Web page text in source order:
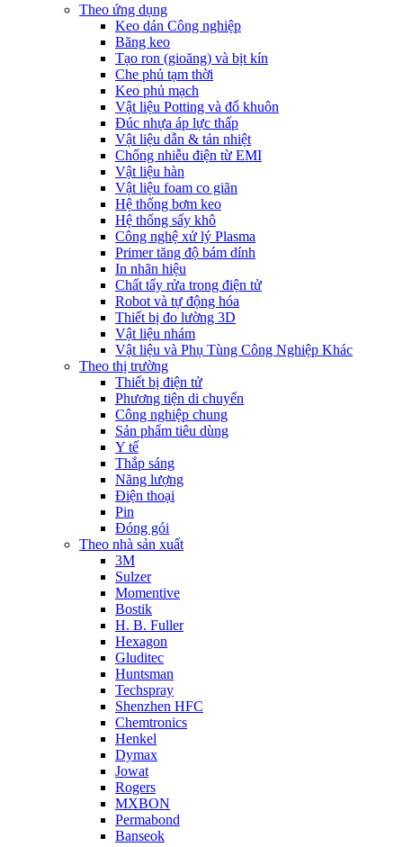
Theo ứng dụng
Keo dán Công nghiệp
Băng keo
Tạo ron (gioăng) và bịt kín
Che phủ tạm thời
Keo phủ mạch
Vật liệu Potting và đổ khuôn
Đúc nhựa áp lực thấp
Vật liệu dẫn & tản nhiệt
Chống nhiễu điện từ EMI
Vật liệu hàn
Vật liệu foam co giãn
Hệ thống bơm keo
Hệ thống sấy khô
Công nghệ xử lý Plasma
Primer tăng độ bám dính
In nhãn hiệu
Chất tẩy rửa trong điện tử
Robot và tự động hóa
Thiết bị đo lường 3D
Vật liệu nhám
Vật liệu và Phụ Tùng Công Nghiệp Khác
Theo thị trường
Thiết bị điện tử
Phương tiện di chuyển
Công nghiệp chung
Sản phẩm tiêu dùng
Y tế
Thắp sáng
Năng lượng
Điện thoại
Pin
Đóng gói
Theo nhà sản xuất
3M
Sulzer
Momentive
Bostik
H. B. Fuller
Hexagon
Gluditec
Huntsman
Techspray
Shenzhen HFC
Chemtronics
Henkel
Dymax
Jowat
Rogers
MXBON
Permabond
Banseok